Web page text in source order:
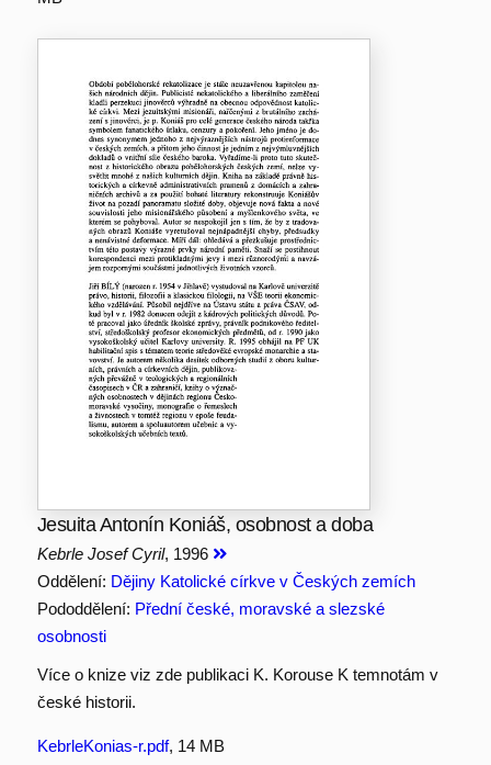
Jesuita Antonín Koniáš, osobnost a doba
Kebrle Josef Cyril, 1996
Oddělení: Dějiny Katolické církve v Českých zemích
Pododdělení: Přední české, moravské a slezské
osobnosti
Více o knize viz zde publikaci K. Korouse K temnotám v
české historii.
KebrleKonias-r.pdf, 14 MB